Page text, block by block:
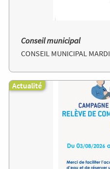
Conseil municipal
CONSEIL MUNICIPAL
Actualité